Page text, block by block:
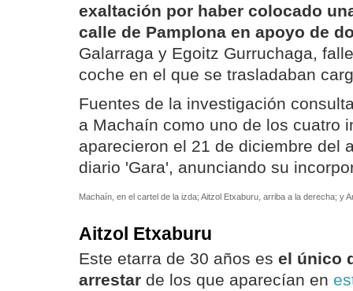
exaltación por haber colocado
calle de Pamplona en apoyo de
Galarraga y Egoitz Gurruchaga,
coche en el que se trasladaban
Fuentes de la investigación
a Machaín como uno de los cuatro
aparecieron el 21 de diciembre del
diario 'Gara', anunciando su
Machaín, en el cartel de la izda; Aitzol Etxaburu, arriba a la derecha; y
Aitzol Etxaburu
Este etarra de 30 años es el único
arrestar de los que aparecían en